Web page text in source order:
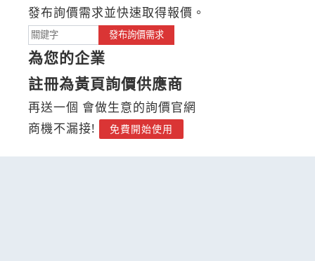
發布詢價需求並快速取得報價。
發布詢價需求
為您的企業
註冊為黃頁詢價供應商
再送一個 會做生意的詢價官網
商機不漏接!
免費開始使用